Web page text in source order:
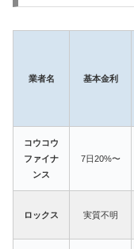
業者名 基本金利
コウコウ
ファイナ
ンス
7日20%〜
ロックス 実質不明